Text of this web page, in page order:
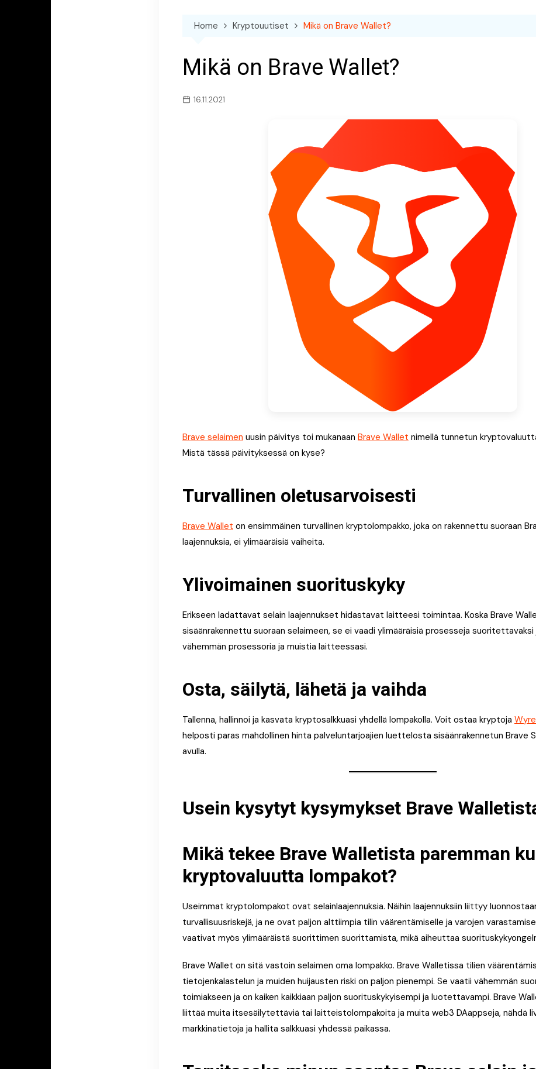
Home Kryptouutiset Mikä on Brave Wallet?
Mikä on Brave Wallet?
16.11.2021
Brave selaimen uusin päivitys toi mukanaan Brave Wallet nimellä tunnetun
Mistä tässä päivityksessä on kyse?
Turvallinen oletusarvoisesti
Brave Wallet on ensimmäinen turvallinen kryptolompakko, joka on rakennettu suoraan
laajennuksia, ei ylimääräisiä vaiheita.
Ylivoimainen suorituskyky
Erikseen ladattavat selain laajennukset hidastavat laitteesi toimintaa. Koska Brave
sisäänrakennettu suoraan selaimeen, se ei vaadi ylimääräisiä prosesseja
vähemmän prosessoria ja muistia laitteessasi.
Osta, säilytä, lähetä ja vaihda
Tallenna, hallinnoi ja kasvata kryptosalkkuasi yhdellä lompakolla. Voit ostaa kryptoja
helposti paras mahdollinen hinta palveluntarjoajien luettelosta sisäänrakennetun Brave
avulla.
Usein kysytyt kysymykset Brave
Mikä tekee Brave Walletista paremman
kryptovaluutta lompakot?
Useimmat kryptolompakot ovat selainlaajennuksia. Näihin laajennuksiin liittyy
turvallisuusriskejä, ja ne ovat paljon alttiimpia tilin väärentämiselle ja varojen
vaativat myös ylimääräistä suorittimen suorittamista, mikä aiheuttaa
Brave Wallet on sitä vastoin selaimen oma lompakko. Brave Walletissa tilien
tietojenkalastelun ja muiden huijausten riski on paljon pienempi. Se vaatii vähemmän
toimiakseen ja on kaiken kaikkiaan paljon suorituskykyisempi ja luotettavampi. Brave
liittää muita itsesäilytettäviä tai laitteistolompakoita ja muita web3 DAappseja, nähdä
markkinatietoja ja hallita salkkuasi yhdessä paikassa.